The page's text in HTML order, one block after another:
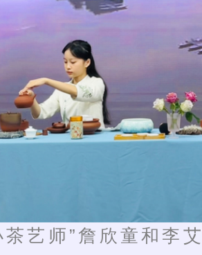
茶艺师”詹欣童和李